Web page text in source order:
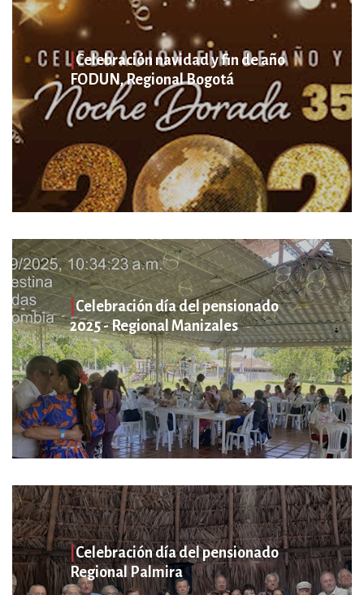
| Celebración navidad y fin de año
FODUN, Regional Bogotá
|Celebración día del pensionado
2025 - Regional Manizales
|Celebración día del pensionado
Regional Palmira